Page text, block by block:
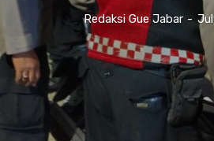
Redaksi Gue Jabar -